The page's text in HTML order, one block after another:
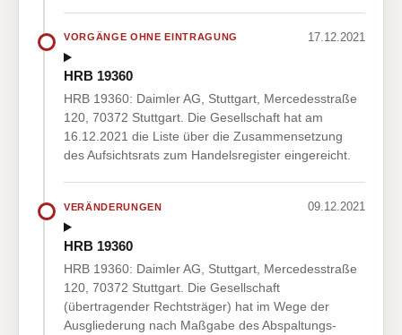
VORGÄNGE OHNE EINTRAGUNG 17.12.2021
HRB 19360
HRB 19360: Daimler AG, Stuttgart, Mercedesstraße
120, 70372 Stuttgart. Die Gesellschaft hat am
16.12.2021 die Liste über die Zusammensetzung
des Aufsichtsrats zum Handelsregister eingereicht.
VERÄNDERUNGEN 09.12.2021
HRB 19360
HRB 19360: Daimler AG, Stuttgart, Mercedesstraße
120, 70372 Stuttgart. Die Gesellschaft
(übertragender Rechtsträger) hat im Wege der
Ausgliederung nach Maßgabe des Abspaltungs-